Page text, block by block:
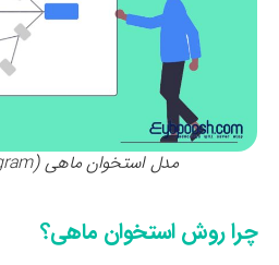
مدل استخوان ماهی (Fishbone Diagram)
روش استخوان ماهی؟